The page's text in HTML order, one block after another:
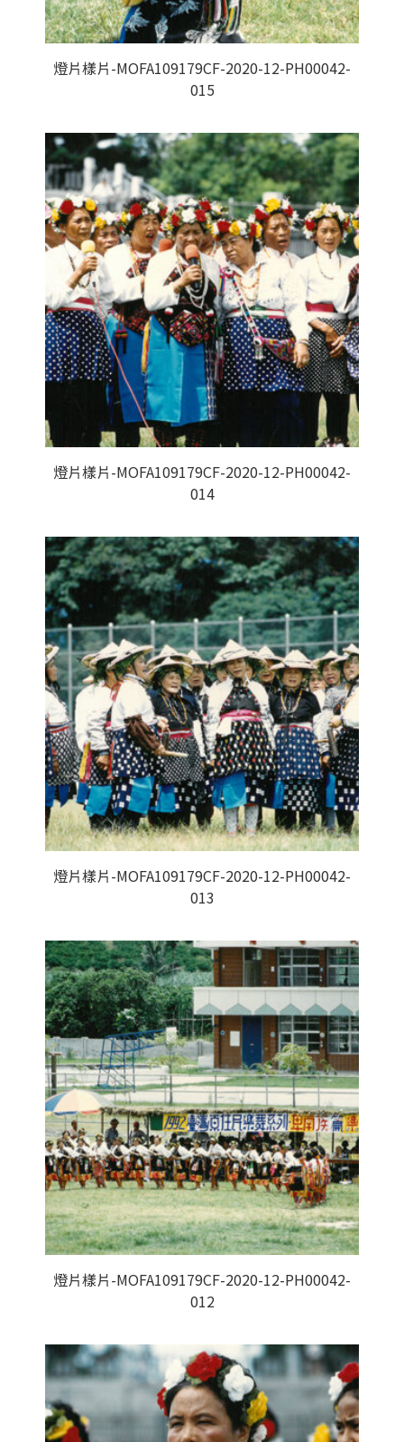
燈片樣片-MOFA109179CF-2020-12-PH00042-
015
燈片樣片-MOFA109179CF-2020-12-PH00042-
014
燈片樣片-MOFA109179CF-2020-12-PH00042-
013
燈片樣片-MOFA109179CF-2020-12-PH00042-
012